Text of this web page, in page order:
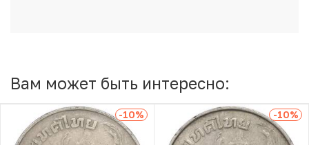
Вам может быть интересно:
-10% -10%